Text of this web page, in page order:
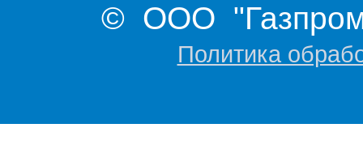
© ООО "Газпром
Политика